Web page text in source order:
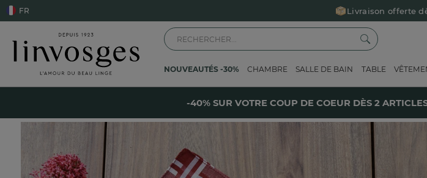
Livraison offerte
Retour offert
Payez en 3x ou 4x
Le parrainage Linvosges : offrez
-40% sur votre coup de coeur dès 2
FR
NOUVEAUTÉS -30% CHAMBRE SALLE DE BAIN TABLE
-40% SUR VOTRE COUP DE COEUR DÈS 2